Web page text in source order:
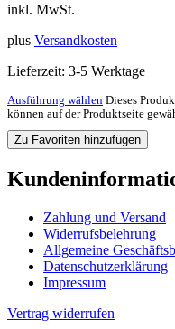
inkl. MwSt.
plus Versandkosten
Lieferzeit: 3-5 Werktage
Ausführung wählen Dieses
können auf der Produktseite
Zu Favoriten hinzufügen
Zahlung und Versand
Widerrufsbelehrung
Allgemeine
Datenschutzerklärung
Impressum
Vertrag widerrufen